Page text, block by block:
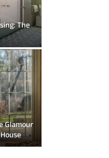
The
Glamour